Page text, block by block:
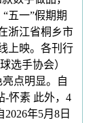
五一”假期期
浙江省桐乡市
上映。各刊行
选手协会）
点明显。自
-怀素 此外，4
年5月8日